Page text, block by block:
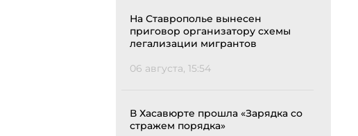
На Ставрополье вынесен
приговор организатору схемы
легализации мигрантов
06 августа, 15:54
В Хасавюрте прошла «Зарядка со
стражем порядка»